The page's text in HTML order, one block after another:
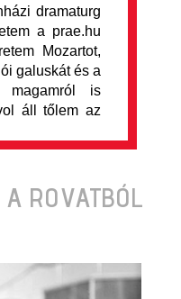
dramaturg
a prae.hu
Mozartot,
galuskát és a
magamról is
áll tőlem az
ROVATBÓL